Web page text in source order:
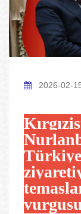
2026-02-
vurgusu